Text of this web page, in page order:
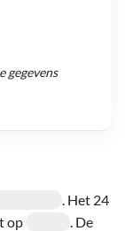
. Het 24
op
. De
gegevens